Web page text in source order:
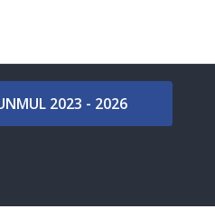
2023 - 2026